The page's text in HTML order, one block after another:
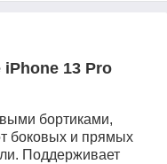
13 Pro
бортиками,
боковых и прямых
Поддерживает